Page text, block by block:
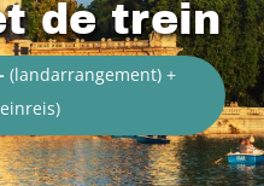
de trein
(landarrangement) +